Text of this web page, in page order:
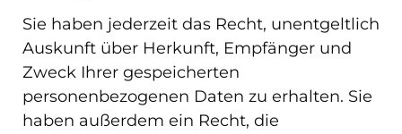
Sie haben jederzeit das Recht, unentgeltlich
Auskunft über Herkunft, Empfänger und
Zweck Ihrer gespeicherten
personenbezogenen Daten zu erhalten. Sie
haben außerdem ein Recht, die